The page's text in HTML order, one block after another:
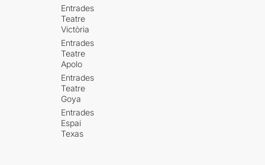
Entrades
Teatre
Victòria
Entrades
Teatre
Apolo
Entrades
Teatre
Goya
Entrades
Espai
Texas